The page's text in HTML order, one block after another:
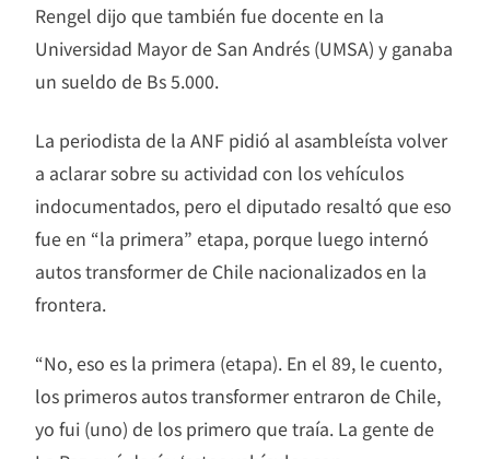
Rengel dijo que también fue docente en la
Universidad Mayor de San Andrés (UMSA) y ganaba
un sueldo de Bs 5.000.
La periodista de la ANF pidió al asambleísta volver
a aclarar sobre su actividad con los vehículos
indocumentados, pero el diputado resaltó que eso
fue en “la primera” etapa, porque luego internó
autos transformer de Chile nacionalizados en la
frontera.
“No, eso es la primera (etapa). En el 89, le cuento,
los primeros autos transformer entraron de Chile,
yo fui (uno) de los primero que traía. La gente de